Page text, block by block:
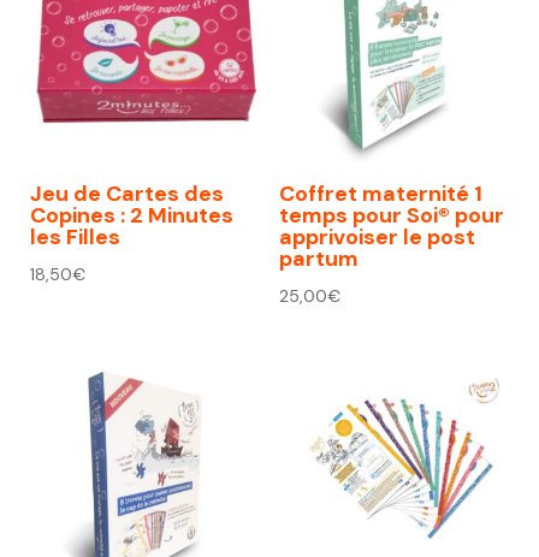
Jeu de Cartes des
Copines : 2 Minutes
les Filles
18,50€
Coffret maternité 1
temps pour Soi® pour
apprivoiser le post
partum
25,00€